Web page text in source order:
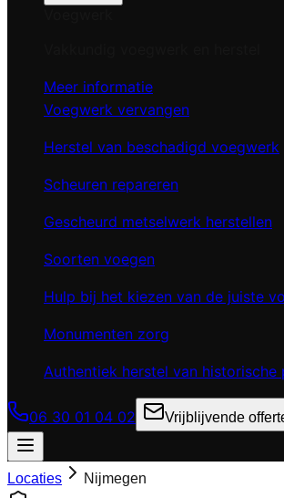
Meer informatie
Voegwerk vervangen
Herstel van beschadigd voegwerk
Scheuren repareren
Gescheurd metselwerk herstellen
Soorten voegen
Hulp bij het kiezen van de juiste
Monumenten zorg
Authentiek herstel van historische
06 30 01 04 02 Vrijblijvende
Locaties
Nijmegen